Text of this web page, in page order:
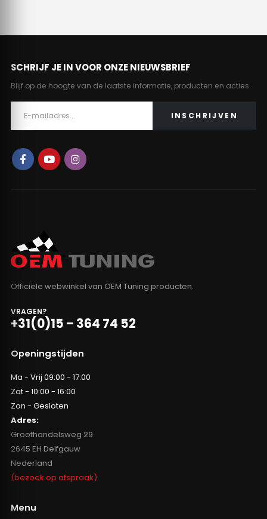
SCHRIJF JE IN VOOR ONZE NIEUWSBRIEF
Blijf op de hoogte van de laatste informatie, producten en acties.
Officiële webwinkel van OEM Tuning producten.
VRAGEN?
+31(0)15 – 364 74 52
Openingstijden
Ma - Vrij 09:00 - 17:00
Zat - 10:00 - 16:00
Zon - Gesloten
Adres:
Groothandelsweg 29
2645 EH Delfgauw
Nederland
(bezoek op afspraak)
Menu